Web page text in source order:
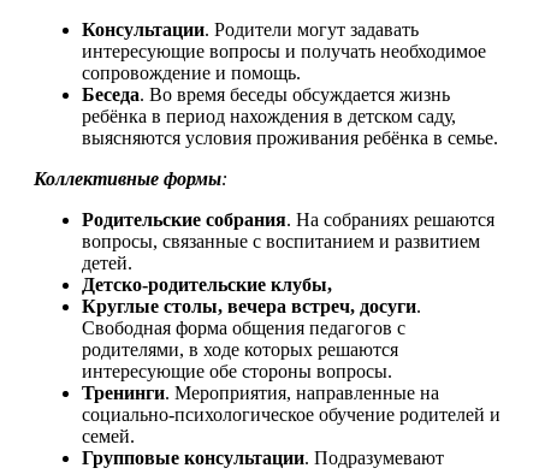
Консультации. Родители могут задавать
интересующие вопросы и получать необходимое
сопровождение и помощь.
Беседа. Во время беседы обсуждается жизнь
ребёнка в период нахождения в детском саду,
выясняются условия проживания ребёнка в семье.
Коллективные формы:
Родительские собрания. На собраниях решаются
вопросы, связанные с воспитанием и развитием
детей.
Детско-родительские клубы,
Круглые столы, вечера встреч, досуги.
Свободная форма общения педагогов с
родителями, в ходе которых решаются
интересующие обе стороны вопросы.
Тренинги. Мероприятия, направленные на
социально-психологическое обучение родителей и
семей.
Групповые консультации. Подразумевают